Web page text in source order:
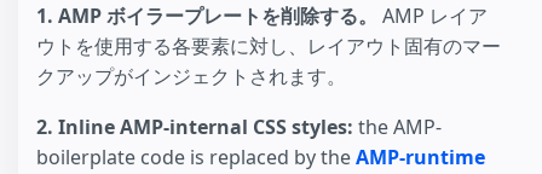
1. AMP ボイラープレートを削除する。
AMP レイア
ウトを使用する各要素に対し、レイアウト固有のマー
クアップがインジェクトされます。
2. Inline AMP-internal CSS styles: the AMP-
boilerplate code is replaced by theAMP-runtime